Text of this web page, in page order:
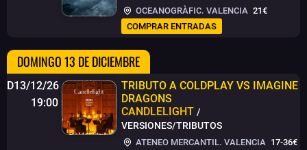
OCEANOGRÀFIC. VALENCIA 21€
COMPRAR ENTRADAS
DOMINGO 13 DE DICIEMBRE
D13/12/26
19:00
TRIBUTO A COLDPLAY VS IMAGINE
DRAGONS
CANDLELIGHT /
VERSIONES/TRIBUTOS
ATENEO MERCANTIL. VALENCIA 17-36€